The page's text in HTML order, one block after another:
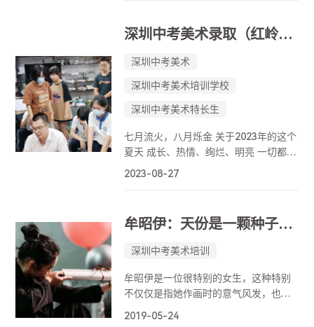
深圳中考美术录取（红岭中学总分第二）丨李昱：从兴趣出发，以画笔圆梦！
深圳中考美术
深圳中考美术培训学校
深圳中考美术特长生
七月流火，八月烁金 关于2023年的这个
夏天 成长、热情、绚烂、明亮 一切都充
满了努力和感动 仿佛夏天和梦想化身容
学。 她在今年的深圳市中考美术自主招
生中，以总分第二的优异成绩被梦校
「红岭中学」录取。
2023-08-27
牟昭伊：天份是一颗种子，用汗水灌溉！
深圳中考美术培训
牟昭伊是一位很特别的女生，这种特别
不仅仅是指她作画时的意气风发，也不
单是指画面中的大气磅礴，而是她骨子
2019-05-24